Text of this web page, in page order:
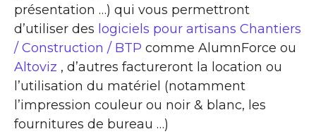
présentation …) qui vous permettront
d’utiliser des logiciels pour artisans Chantiers
/ Construction / BTP comme AlumnForce ou
Altoviz , d’autres factureront la location ou
l’utilisation du matériel (notamment
l’impression couleur ou noir & blanc, les
fournitures de bureau …)